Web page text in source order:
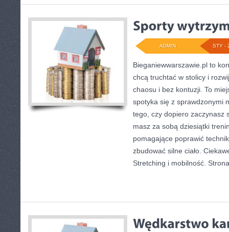
STY -
ADMIN
Bieganiewwarszawie.pl to
chcą truchtać w stolicy i
chaosu i bez kontuzji. To
spotyka się z sprawdzonymi
tego, czy dopiero zaczynasz
masz za sobą dziesiątki
pomagające poprawić
zbudować silne ciało.
Stretching i mobilność.